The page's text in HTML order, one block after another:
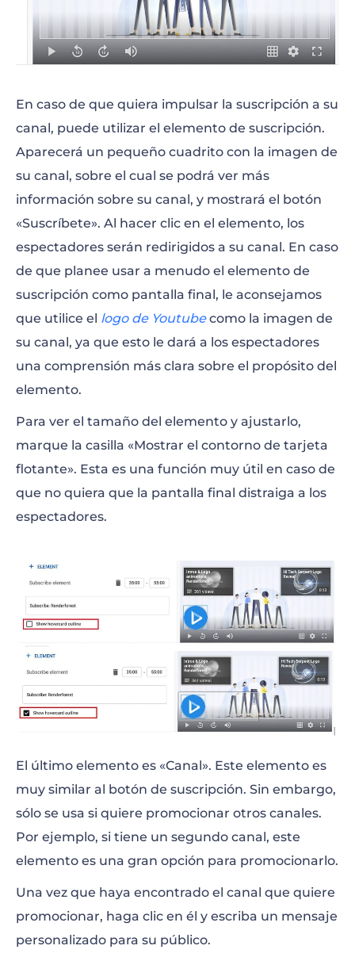
En caso de que quiera impulsar la suscripción a su
canal, puede utilizar el elemento de suscripción.
Aparecerá un pequeño cuadrito con la imagen de
su canal, sobre el cual se podrá ver más
información sobre su canal, y mostrará el botón
«Suscríbete». Al hacer clic en el elemento, los
espectadores serán redirigidos a su canal. En caso
de que planee usar a menudo el elemento de
suscripción como pantalla final, le aconsejamos
que utilice el logo de Youtubecomo la imagen de
su canal, ya que esto le dará a los espectadores
una comprensión más clara sobre el propósito del
elemento.
Para ver el tamaño del elemento y ajustarlo,
marque la casilla «Mostrar el contorno de tarjeta
flotante». Esta es una función muy útil en caso de
que no quiera que la pantalla final distraiga a los
espectadores.
El último elemento es «Canal». Este elemento es
muy similar al botón de suscripción. Sin embargo,
sólo se usa si quiere promocionar otros canales.
Por ejemplo, si tiene un segundo canal, este
elemento es una gran opción para promocionarlo.
Una vez que haya encontrado el canal que quiere
promocionar, haga clic en él y escriba un mensaje
personalizado para su público.